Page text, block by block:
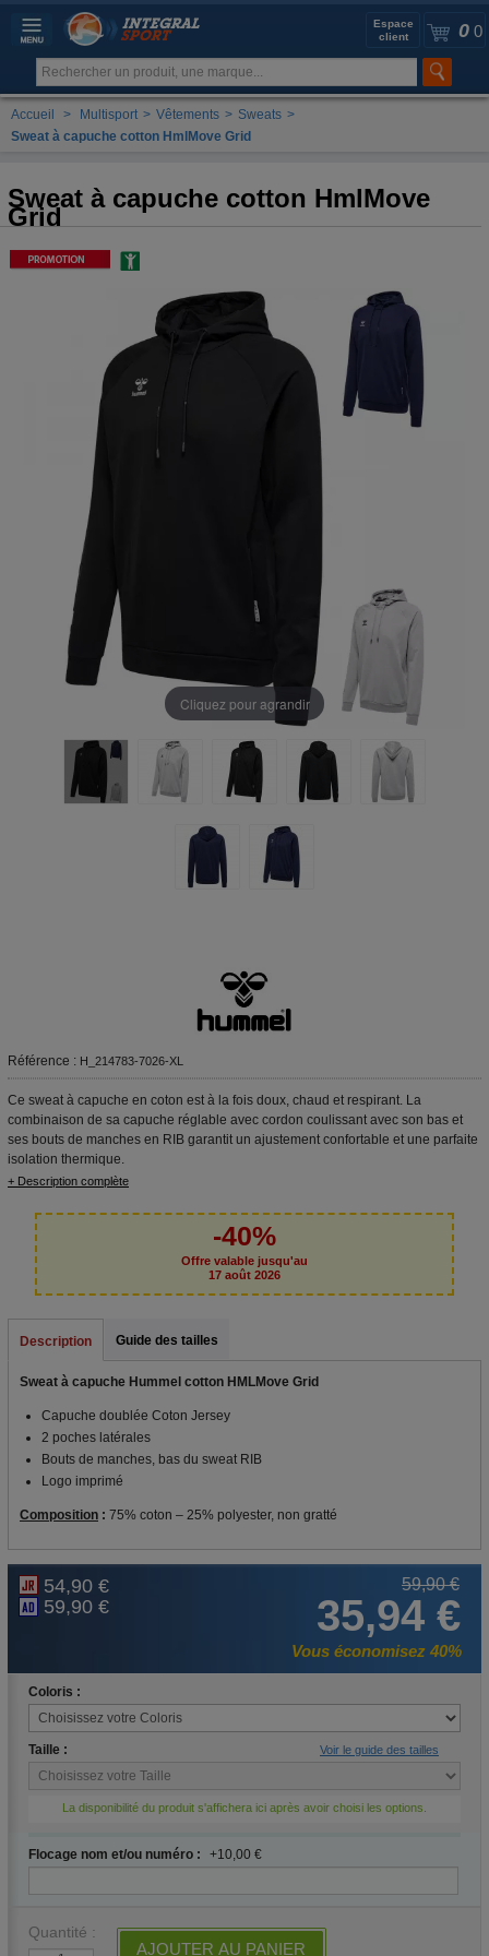
0 0
Espace
client
Accueil > Multisport > Vêtements > Sweats >
Sweat à capuche cotton HmlMove Grid
Sweat à capuche cotton HmlMove
Grid
Cliquez pour agrandir
Référence : H_214783-7026-XL
Ce sweat à capuche en coton est à la fois doux, chaud et respirant. La
combinaison de sa capuche réglable avec cordon coulissant avec son bas et
ses bouts de manches en RIB garantit un ajustement confortable et une parfaite
isolation thermique.
+ Description complète
-40%
Offre valable jusqu'au
17 août 2026
Description Guide des tailles
Sweat à capuche Hummel cotton HMLMove Grid
Capuche doublée Coton Jersey
2 poches latérales
Bouts de manches, bas du sweat RIB
Logo imprimé
Composition : 75% coton – 25% polyester, non gratté
54,90 €
59,90 €
59,90 €
35,94 €
Vous économisez 40%
Coloris :
Taille : Voir le guide des tailles
La disponibilité du produit s'affichera ici après avoir choisi les options.
Flocage nom et/ou numéro : +10,00 €
Quantité :
AJOUTER AU PANIER